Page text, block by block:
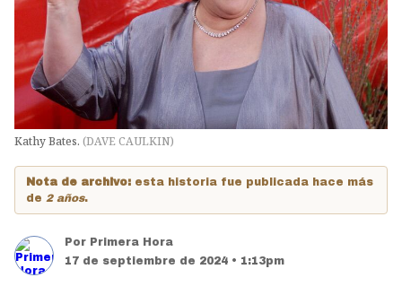
Kathy Bates. (DAVE CAULKIN)
Nota de archivo: esta historia fue publicada hace más
de 2 años.
Por Primera Hora
17 de septiembre de 2024 • 1:13pm